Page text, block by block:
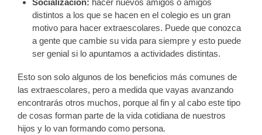
Socialización: hacer nuevos amigos o amigos
distintos a los que se hacen en el colegio es un gran
motivo para hacer extraescolares. Puede que conozca
a gente que cambie su vida para siempre y esto puede
ser genial si lo apuntamos a actividades distintas.
Esto son solo algunos de los beneficios más comunes de
las extraescolares, pero a medida que vayas avanzando
encontrarás otros muchos, porque al fin y al cabo este tipo
de cosas forman parte de la vida cotidiana de nuestros
hijos y lo van formando como persona.